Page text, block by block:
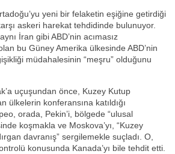
yeni bir felaketin eşiğine getirdiği
askeri harekat tehdidinde bulunuyor.
İran gibi ABD’nin acımasız
bu Güney Amerika ülkesinde ABD’nin
müdahalesinin “meşru” olduğunu
uçuşundan önce, Kuzey Kutup
ülkelerin konferansına katıldığı
orada, Pekin’i, bölgede “ulusal
koşmakla ve Moskova’yı, “Kuzey
davranış” sergilemekle suçladı. O,
konusunda Kanada’yı bile tehdit etti.